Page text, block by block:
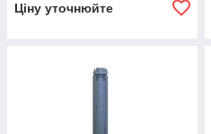
Ціну уточнюйте